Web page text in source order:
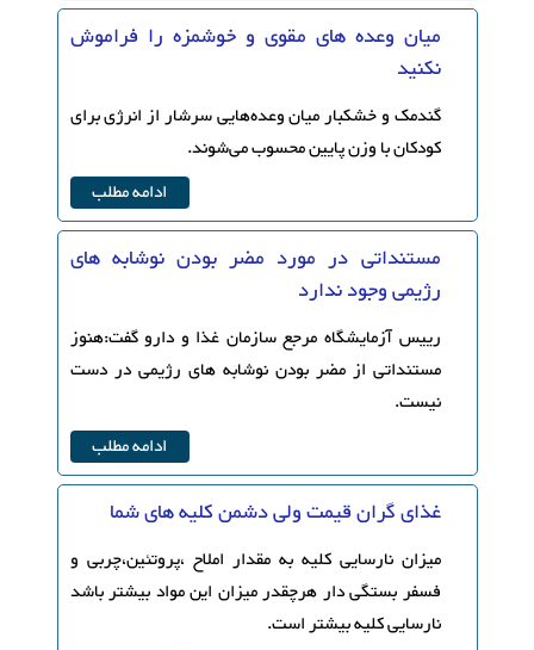
میان وعده های مقوی و خوشمزه را فراموش
نکنید
گندمک و خشکبار میان وعده‌هایی سرشار از انرژی برای
کودکان با وزن پایین محسوب می‌شوند.
ادامه مطلب
مستنداتی در مورد مضر بودن نوشابه های
رژیمی وجود ندارد
رییس آزمایشگاه مرجع سازمان غذا و دارو گفت:هنوز
مستنداتی از مضر بودن نوشابه های رژیمی در دست
نیست.
ادامه مطلب
غذای گران قیمت ولی دشمن کلیه های شما
میزان نارسایی کلیه به مقدار املاح ،پروتئین،چربی و
فسفر بستگی دار هرچقدر میزان این مواد بیشتر باشد
نارسایی کلیه بیشتر است.